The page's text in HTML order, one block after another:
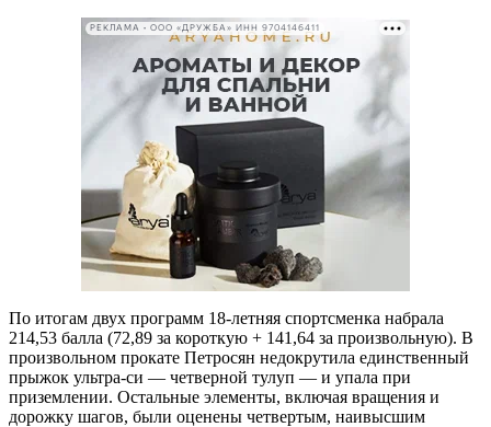
РЕКЛАМА • ООО «ДРУЖБА» ИНН 9704146411
По итогам двух программ 18-летняя спортсменка набрала
214,53 балла (72,89 за короткую + 141,64 за произвольную). В
произвольном прокате Петросян недокрутила единственный
прыжок ультра-си — четверной тулуп — и упала при
приземлении. Остальные элементы, включая вращения и
дорожку шагов, были оценены четвертым, наивысшим